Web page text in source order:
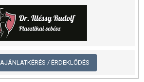
AJÁNLATKÉRÉS / ÉRDEKLŐDÉS